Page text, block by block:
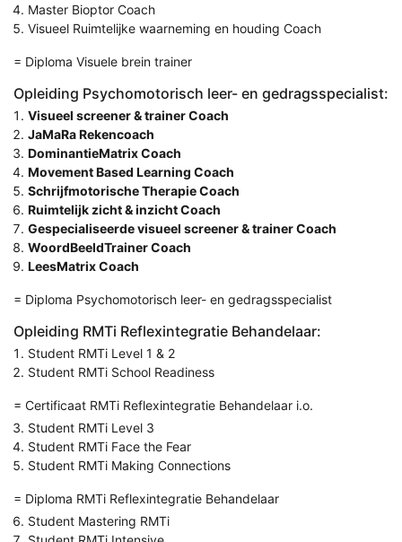
Master Bioptor Coach
Visueel Ruimtelijke waarneming en houding Coach
= Diploma Visuele brein trainer
Opleiding Psychomotorisch leer- en gedragsspecialist:
Visueel screener & trainer Coach
JaMaRa Rekencoach
DominantieMatrix Coach
Movement Based Learning Coach
Schrijfmotorische Therapie Coach
Ruimtelijk zicht & inzicht Coach
Gespecialiseerde visueel screener & trainer Coach
WoordBeeldTrainer Coach
LeesMatrix Coach
= Diploma Psychomotorisch leer- en gedragsspecialist
Opleiding RMTi Reflexintegratie Behandelaar:
Student RMTi Level 1 & 2
Student RMTi School Readiness
= Certificaat RMTi Reflexintegratie Behandelaar i.o.
Student RMTi Level 3
Student RMTi Face the Fear
Student RMTi Making Connections
= Diploma RMTi Reflexintegratie Behandelaar
Student Mastering RMTi